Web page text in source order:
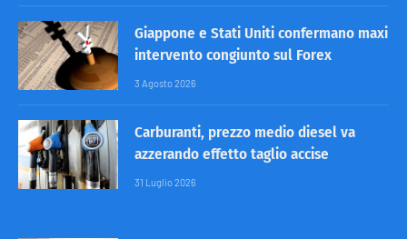
Giappone e Stati Uniti confermano maxi
intervento congiunto sul Forex
3 Agosto 2026
Carburanti, prezzo medio diesel va
azzerando effetto taglio accise
31 Luglio 2026